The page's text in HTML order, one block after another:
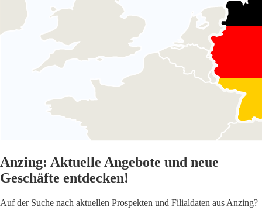
Anzing: Aktuelle Angebote und neue
Geschäfte entdecken!
Auf der Suche nach aktuellen Prospekten und Filialdaten aus Anzing?